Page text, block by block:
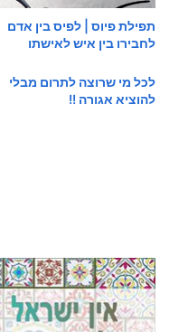
תפילת פיוס | לפיס בין אדם
לחבירו בין איש לאישתו
לכל מי שרוצה לתרום מבלי
להוציא אגורה !!